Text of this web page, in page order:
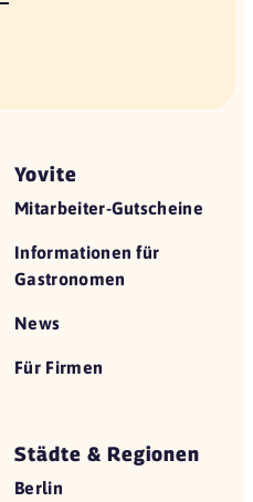
Yovite
Mitarbeiter-Gutscheine
Informationen für
Gastronomen
News
Für Firmen
Städte & Regionen
Berlin